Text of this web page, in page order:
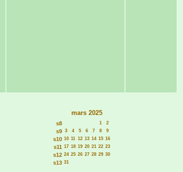
mars 2025
s8 1 2
s9 3 4 5 6 7 8 9
s10 10 11 12 13 14 15 16
s11 17 18 19 20 21 22 23
s12 24 25 26 27 28 29 30
s13 31